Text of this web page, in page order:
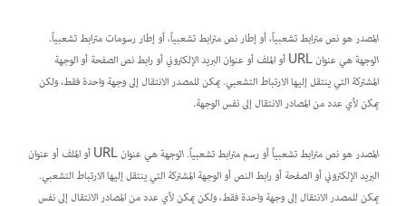
المصدرهو نص مترابط تشعبياً، أو إطار نص مترابط تشعبياً، أو إطار رسومات مترابط تشعبياً.
الوجهة
هي عنوان URL أو الملف أو عنوان البريد الإلكتروني أو رابط نص الصفحة أو الوجهة
المشتركة التي ينتقل إليها الارتباط التشعبي. يمكن للمصدر الانتقال إلى وجهة واحدة فقط، ولكن
يمكن لأي عدد من المصادر الانتقال إلى نفس الوجهة.
المصدرهو نص مترابط تشعبياً أو رسم مترابط تشعبياً.الوجهة
هي عنوان URL أو الملف أو عنوان
البريد الإلكتروني أو الصفحة أو رابط النص أو الوجهة المشتركة التي ينتقل إليها الارتباط التشعبي.
يمكن للمصدر الانتقال إلى وجهة واحدة فقط، ولكن يمكن لأي عدد من المصادر الانتقال إلى نفس